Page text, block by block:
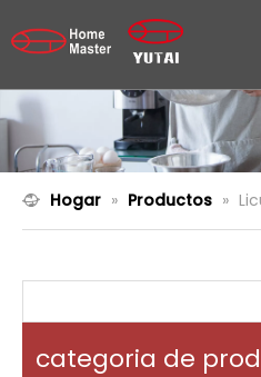
Hogar » Productos »
categoria de